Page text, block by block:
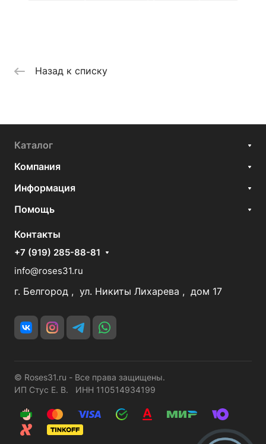
Назад к списку
Каталог
Компания
Информация
Помощь
Контакты
+7 (919) 285-88-81
info@roses31.ru
г. Белгород , ул. Никиты Лихарева , дом 17
© Roses31.ru - Все права защищены.
ИП Стус Е. В. ИНН 110514934199